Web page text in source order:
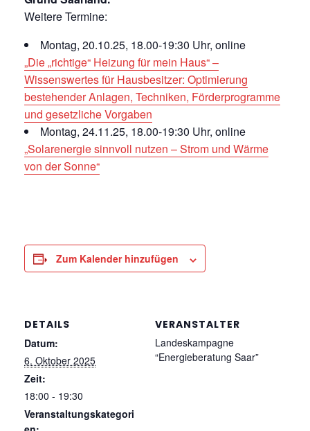
Weitere Termine:
Montag, 20.10.25, 18.00-19:30 Uhr, online
„Die „richtige“ Heizung für mein Haus“ –
Wissenswertes für Hausbesitzer: Optimierung
bestehender Anlagen, Techniken, Förderprogramme
und gesetzliche Vorgaben
Montag, 24.11.25, 18.00-19:30 Uhr, online
„Solarenergie sinnvoll nutzen – Strom und Wärme
von der Sonne“
Zum Kalender hinzufügen
DETAILS
Datum:
6. Oktober 2025
Zeit:
18:00 - 19:30
Veranstaltungskategori
VERANSTALTER
Landeskampagne
“Energieberatung Saar”